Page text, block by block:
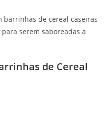
barrinhas de cereal caseiras
serem saboreadas a
de Cereal